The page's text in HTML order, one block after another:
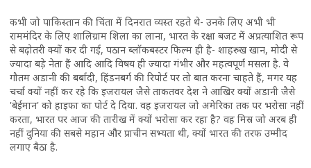
कभी जो पाकिस्तान की चिंता में दिनरात व्यस्त रहते थे- उनके लिए अभी भी
राममंदिर के लिए शालिग्राम शिला का लाना, भारत के रक्षा बजट में अप्रत्याशित रूप
से बढ़ोतरी क्यों कर दी गई, पठान ब्लॉकबस्टर फिल्म ही है- शाहरुख खान, मोदी से
ज्यादा बड़े नेता हैं आदि आदि विषय ही ज्यादा गंभीर और महत्वपूर्ण मसला है. वे
गौतम अडानी की बर्बादी, हिंडनबर्ग की रिपोर्ट पर तो बात करना चाहते हैं, मगर यह
चर्चा क्यों नहीं कर रहे कि इजरायल जैसे ताकतवर देश ने आखिर क्यों अडानी जैसे
'बेईमान' को हाइफा का पोर्ट दे दिया. वह इजरायल जो अमेरिका तक पर भरोसा नहीं
करता, भारत पर आज की तारीख में क्यों भरोसा कर रहा है? वह मिस्र जो अरब ही
नहीं दुनिया की सबसे महान और प्राचीन सभ्यता थी, क्यों भारत की तरफ उम्मीद
लगाए बैठा है.